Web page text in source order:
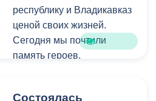
внутренние вопросы – не
должны сказываться на
жизни горожан.
республику и Владикавказ
ценой своих жизней.
Сегодня мы почтили
память героев.
Состоялась